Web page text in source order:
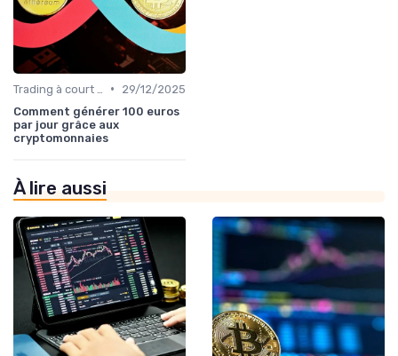
•
29/12/2025
Comment générer 100 euros
par jour grâce aux
cryptomonnaies
À lire aussi